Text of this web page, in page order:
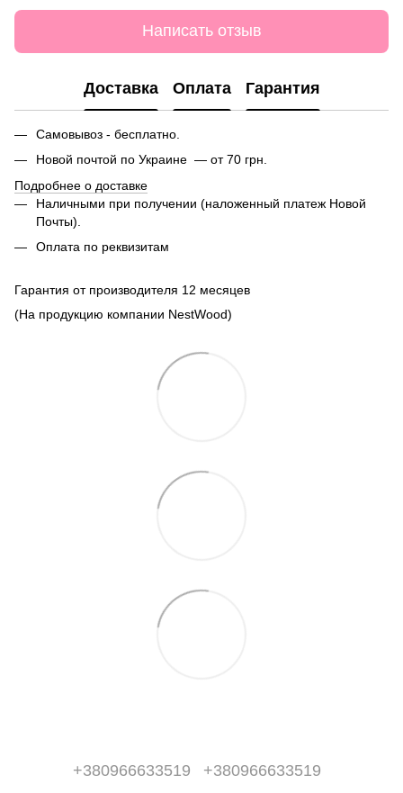
Написать отзыв
Доставка Оплата Гарантия
Самовывоз - бесплатно.
Новой почтой по Украине — от 70 грн.
Подробнее о доставке
Наличными при получении (наложенный платеж Новой
Почты).
Оплата по реквизитам
Гарантия от производителя 12 месяцев
(На продукцию компании NestWood)
+380966633519 +380966633519